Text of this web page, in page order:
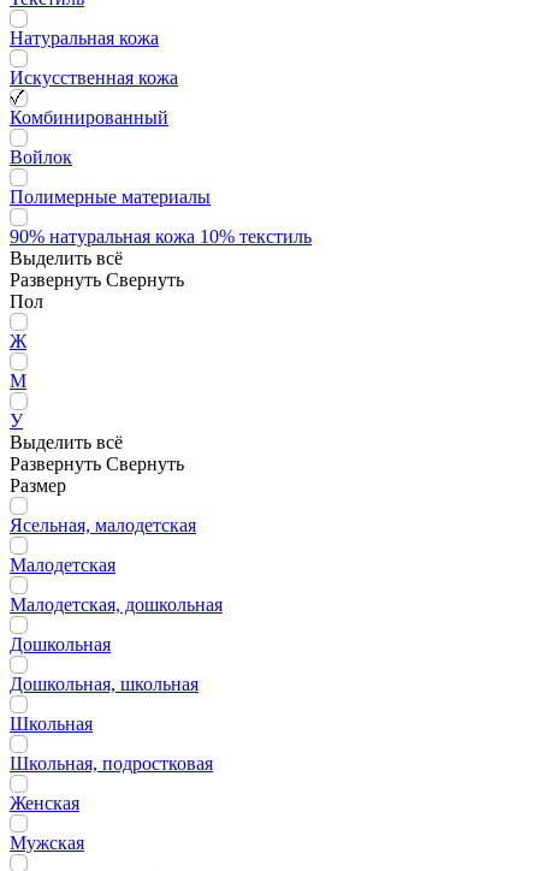
Натуральная кожа
Искусственная кожа
Комбинированный
Войлок
Полимерные материалы
90% натуральная кожа 10% текстиль
Выделить всё
Развернуть Свернуть
Пол
Ж
М
У
Выделить всё
Развернуть Свернуть
Размер
Ясельная, малодетская
Малодетская
Малодетская, дошкольная
Дошкольная
Дошкольная, школьная
Школьная
Школьная, подростковая
Женская
Мужская